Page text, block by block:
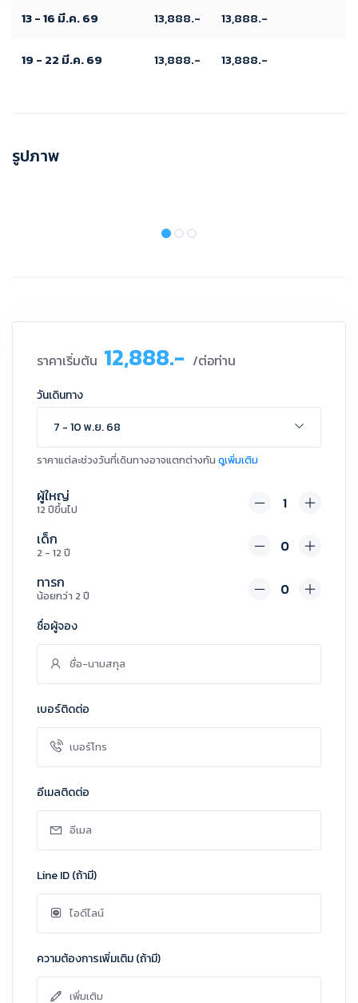
13 - 16 มี.ค. 69 13,888.- 13,888.-
19 - 22 มี.ค. 69 13,888.- 13,888.-
รูปภาพ
ราคาเริ่มต้น 12,888.- /ต่อท่าน
วันเดินทาง
7 - 10 พ.ย. 68
ราคาแต่ละช่วงวันที่เดินทางอาจแตกต่างกัน ดูเพิ่มเติม
ผู้ใหญ่
12 ปีขึ้นไป
เด็ก
2 - 12 ปี
ทารก
น้อยกว่า 2 ปี
ชื่อผู้จอง
เบอร์ติดต่อ
อีเมลติดต่อ
Line ID (ถ้ามี)
ความต้องการเพิ่มเติม (ถ้ามี)